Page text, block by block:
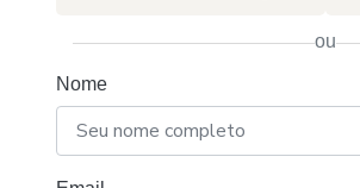
ou
Nome